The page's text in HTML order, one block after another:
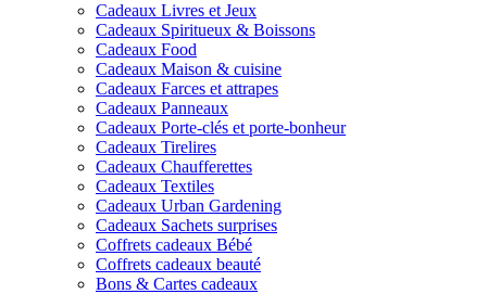
Cadeaux Livres et Jeux
Cadeaux Spiritueux & Boissons
Cadeaux Food
Cadeaux Maison & cuisine
Cadeaux Farces et attrapes
Cadeaux Panneaux
Cadeaux Porte-clés et porte-bonheur
Cadeaux Tirelires
Cadeaux Chaufferettes
Cadeaux Textiles
Cadeaux Urban Gardening
Cadeaux Sachets surprises
Coffrets cadeaux Bébé
Coffrets cadeaux beauté
Bons & Cartes cadeaux